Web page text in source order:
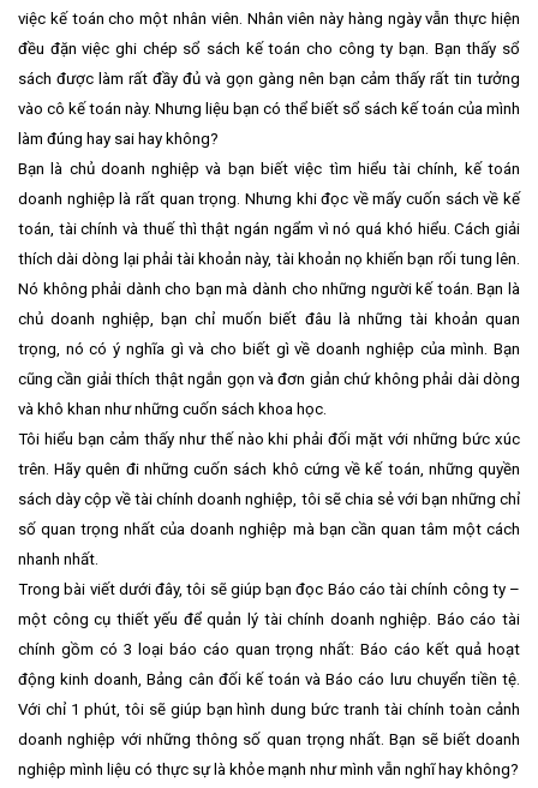
việc kế toán cho một nhân viên. Nhân viên này hàng ngày vẫn thực hiện
đều đặn việc ghi chép sổ sách kế toán cho công ty bạn. Bạn thấy sổ
sách được làm rất đầy đủ và gọn gàng nên bạn cảm thấy rất tin tưởng
vào cô kế toán này. Nhưng liệu bạn có thể biết sổ sách kế toán của mình
làm đúng hay sai hay không?
Bạn là chủ doanh nghiệp và bạn biết việc tìm hiểu tài chính, kế toán
doanh nghiệp là rất quan trọng. Nhưng khi đọc về mấy cuốn sách về kế
toán, tài chính và thuế thì thật ngán ngẩm vì nó quá khó hiểu. Cách giải
thích dài dòng lại phải tài khoản này, tài khoản nọ khiến bạn rối tung lên.
Nó không phải dành cho bạn mà dành cho những người kế toán. Bạn là
chủ doanh nghiệp, bạn chỉ muốn biết đâu là những tài khoản quan
trọng, nó có ý nghĩa gì và cho biết gì về doanh nghiệp của mình. Bạn
cũng cần giải thích thật ngắn gọn và đơn giản chứ không phải dài dòng
và khô khan như những cuốn sách khoa học.
Tôi hiểu bạn cảm thấy như thế nào khi phải đối mặt với những bức xúc
trên. Hãy quên đi những cuốn sách khô cứng về kế toán, những quyền
sách dày cộp về tài chính doanh nghiệp, tôi sẽ chia sẻ với bạn những chỉ
số quan trọng nhất của doanh nghiệp mà bạn cần quan tâm một cách
nhanh nhất.
Trong bài viết dưới đây, tôi sẽ giúp bạn đọc Báo cáo tài chính công ty –
một công cụ thiết yếu để quản lý tài chính doanh nghiệp. Báo cáo tài
chính gồm có 3 loại báo cáo quan trọng nhất: Báo cáo kết quả hoạt
động kinh doanh, Bảng cân đối kế toán và Báo cáo lưu chuyển tiền tệ.
Với chỉ 1 phút, tôi sẽ giúp bạn hình dung bức tranh tài chính toàn cảnh
doanh nghiệp với những thông số quan trọng nhất. Bạn sẽ biết doanh
nghiệp mình liệu có thực sự là khỏe mạnh như mình vẫn nghĩ hay không?